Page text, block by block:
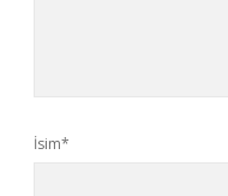
İsim*